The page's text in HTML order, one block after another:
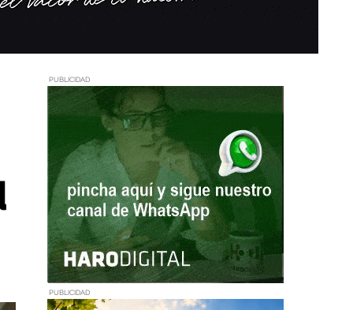
PUBLICIDAD
PUBLICIDAD